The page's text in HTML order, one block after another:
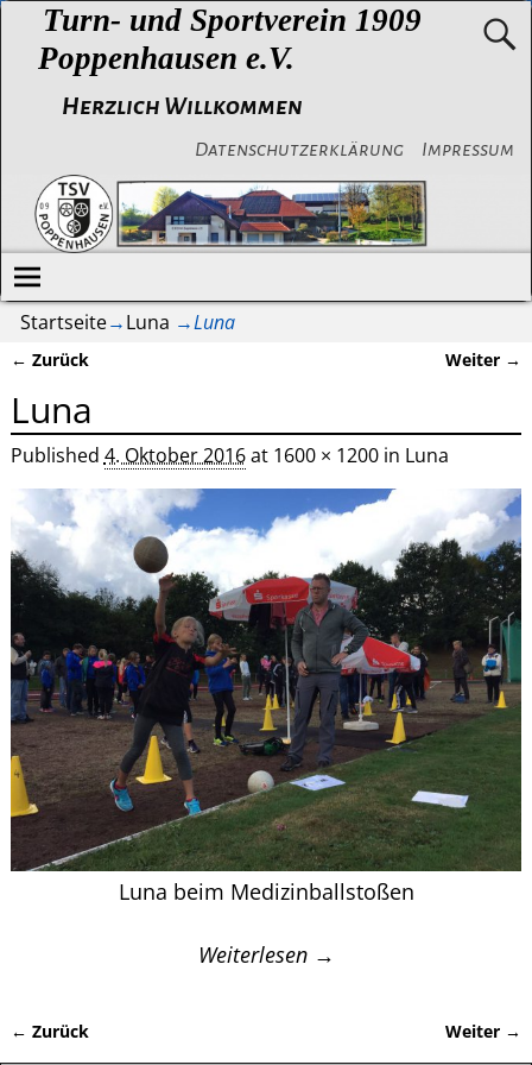
Turn- und Sportverein 1909
Poppenhausen e.V.
Herzlich Willkommen
Datenschutzerklärung Impressum
Startseite→Luna →Luna
← Zurück Weiter →
Luna
Published 4. Oktober 2016at 1600 × 1200in Luna
Luna beim Medizinballstoßen
Weiterlesen →
Bilder-Navigation
← Zurück Weiter →